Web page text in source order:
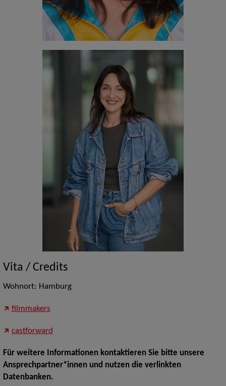
Vita / Credits
Wohnort: Hamburg
filmmakers
castforward
Für weitere Informationen kontaktieren Sie bitte unsere
Ansprechpartner*innen und nutzen die verlinkten
Datenbanken.